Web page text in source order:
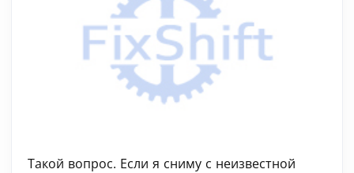
Такой вопрос. Если я сниму с неизвестной